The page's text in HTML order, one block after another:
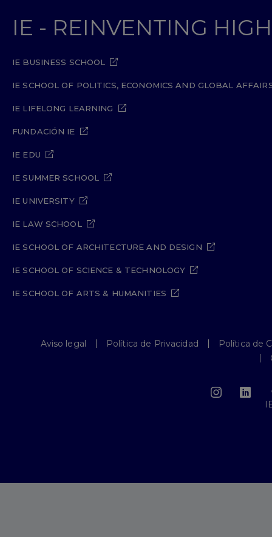
IE - REINVENTING
IE BUSINESS SCHOOL
IE SCHOOL OF POLITICS, ECONOMICS AND GLOBAL
IE LIFELONG LEARNING
FUNDACIÓN IE
IE EDU
IE SUMMER SCHOOL
IE UNIVERSITY
IE LAW SCHOOL
IE SCHOOL OF ARCHITECTURE AND DESIGN
IE SCHOOL OF SCIENCE & TECHNOLOGY
IE SCHOOL OF ARTS & HUMANITIES
Aviso legal Política de Privacidad
Política de